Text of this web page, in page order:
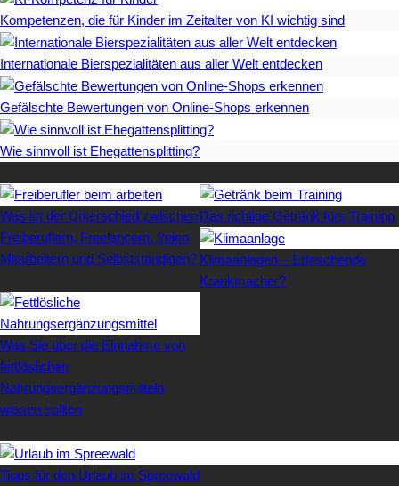
Kompetenzen, die für Kinder im Zeitalter von KI wichtig sind
Internationale Bierspezialitäten aus aller Welt entdecken
Gefälschte Bewertungen von Online-Shops erkennen
Wie sinnvoll ist Ehegattensplitting?
Was ist der Unterschied zwischen
Freiberuflern, Freelancern, freien
Mitarbeitern und Selbstständigen?
Das richtige Getränk fürs Training
Klimaanlagen – Erfrischende
Krankmacher?
Was Sie über die Einnahme von
fettlöslichen
Nahrungsergänzungsmitteln
wissen sollten
Tipps für den Urlaub im Spreewald